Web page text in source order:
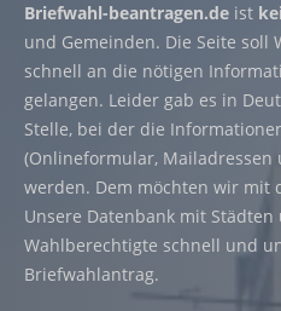
Briefwahl-beantragen.de ist
und Gemeinden. Die Seite soll
schnell an die nötigen
gelangen. Leider gab es in
Stelle, bei der die
(Onlineformular,
werden. Dem möchten wir mit
Unsere Datenbank mit
Wahlberechtigte schnell und
Briefwahlantrag.